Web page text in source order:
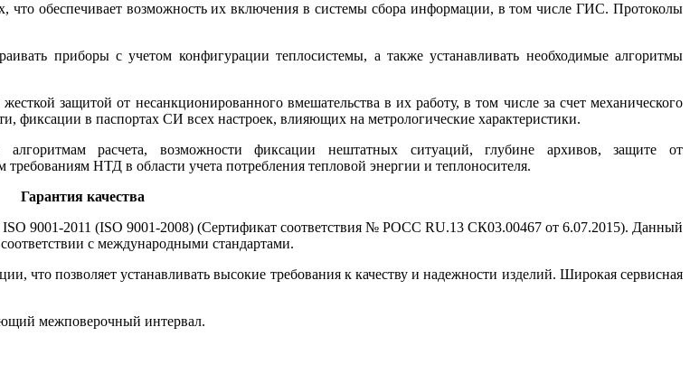
обеспечивает возможность их включения в системы сбора информации, в том числе ГИС. Протоколы
приборы с учетом конфигурации теплосистемы, а также устанавливать необходимые алгоритмы
защитой от несанкционированного вмешательства в их работу, в том числе за счет механического
фиксации в паспортах СИ всех настроек, влияющих на метрологические характеристики.
алгоритмам расчета, возможности фиксации нештатных ситуаций, глубине архивов, защите от
НТД в области учета потребления тепловой энергии и теплоносителя.
Гарантия качества
9001-2011 (ISO 9001-2008) (Сертификат соответствия № РОСС RU.13 СК03.00467 от 6.07.2015). Данный
с международными стандартами.
что позволяет устанавливать высокие требования к качеству и надежности изделий. Широкая сервисная
межповерочный интервал.